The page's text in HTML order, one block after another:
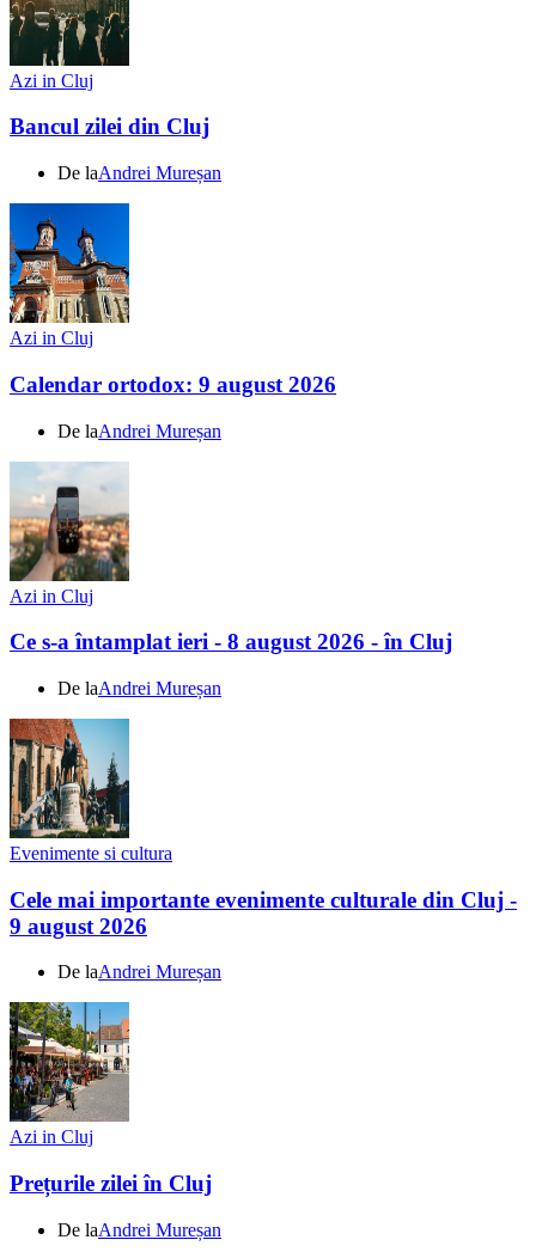
Azi in Cluj
Bancul zilei din Cluj
De laAndrei Mureșan
Azi in Cluj
Calendar ortodox: 9 august 2026
De laAndrei Mureșan
Azi in Cluj
Ce s-a întamplat ieri - 8 august 2026 - în Cluj
De laAndrei Mureșan
Evenimente si cultura
Cele mai importante evenimente culturale din Cluj -
9 august 2026
De laAndrei Mureșan
Azi in Cluj
Prețurile zilei în Cluj
De laAndrei Mureșan